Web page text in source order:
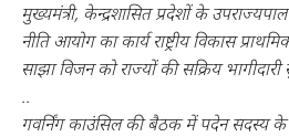
मुख्यमंत्री, केन्द्रशासित प्रदेशों के
नीति आयोग का कार्य राष्ट्रीय विकास
साझा विजन को राज्यों की सक्रिय
..
गवर्निंग काउंसिल की बैठक में पदेन सदस्य के